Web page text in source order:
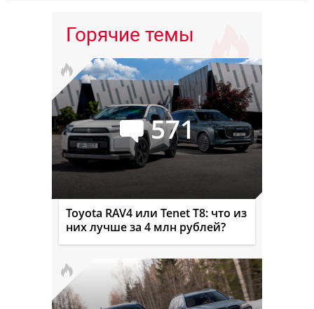
Горячие темы
571
Toyota RAV4 или Tenet T8: что из
них лучше за 4 млн рублей?